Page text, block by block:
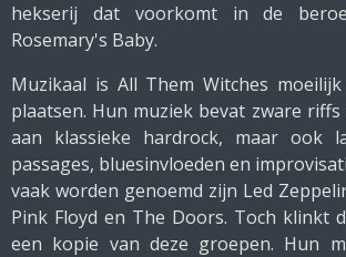
hekserij dat voorkomt in de
Rosemary's Baby.
Muzikaal is All Them Witches
plaatsen. Hun muziek bevat zware
aan klassieke hardrock, maar ook
passages, bluesinvloeden en
vaak worden genoemd zijn Led
Pink Floyd en The Doors. Toch klinkt
een kopie van deze groepen. Hun